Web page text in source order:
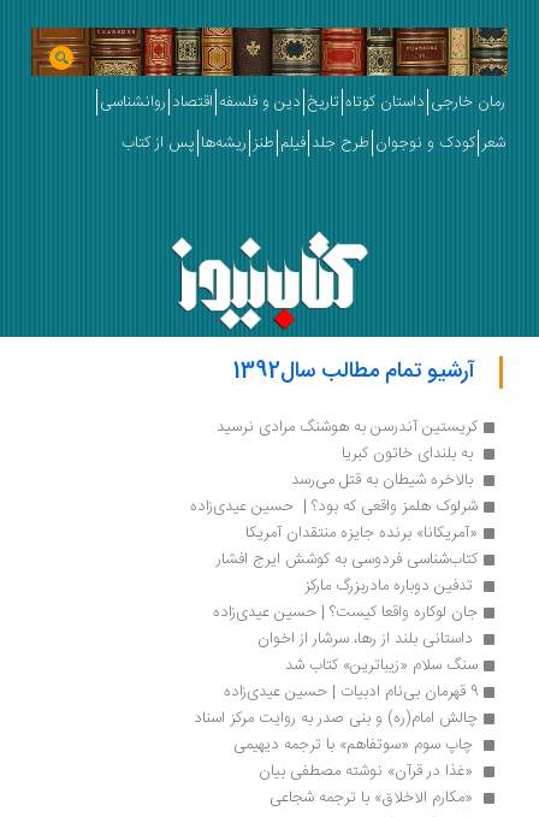
رمان خارجی داستان کوتاه تاریخ دین و فلسفه اقتصاد روانشناسی
شعر کودک و نوجوان طرح جلد فیلم طنز ریشه‌ها پس از کتاب
آرشیو تمام مطالب سال1392
کریستین آندرسن به هوشنگ مرادی نرسید
به بلندای خاتون کبریا
بالاخره شیطان به قتل می‌رسد
شرلوک هلمز واقعی که بود؟ |  حسین عیدی‌زاده
«آمریکانا» برنده جایزه منتقدان آمریکا
کتاب‌شناسی فردوسی به کوشش ایرج افشار
تدفین دوباره مادربزرگ مارکز
جان لوکاره واقعا کیست؟ | حسین عیدی‌زاده
داستانی بلند از رها، سرشار از اخوان
سنگ سلام «زیباترین‌» کتاب شد
9 قهرمان بی‌نام ادبیات | حسین عیدی‌زاده
چالش امام(ره) و بنی صدر به روایت مرکز اسناد
چاپ سوم «سوتفاهم» با ترجمه دیهیمی
«غذا در قرآن» نوشته مصطفی بیان
«مکارم الاخلاق» با ترجمه شجاعی